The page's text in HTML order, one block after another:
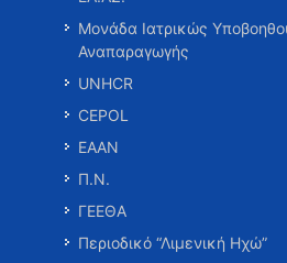
Μονάδα Ιατρικώς
Αναπαραγωγής
UNHCR
CEPOL
ΕΑΑΝ
Π.Ν.
ΓΕΕΘΑ
Περιοδικό “Λιμενική Ηχώ”